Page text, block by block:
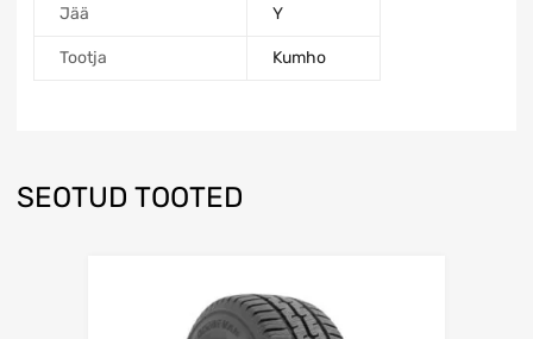
Jää Y
Tootja Kumho
SEOTUD TOOTED